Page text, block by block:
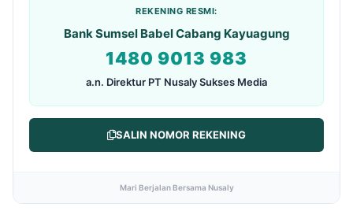
REKENING RESMI:
Bank Sumsel Babel Cabang Kayuagung
1480 9013 983
a.n. Direktur PT Nusaly Sukses Media
SALIN NOMOR REKENING
Mari Berjalan Bersama Nusaly